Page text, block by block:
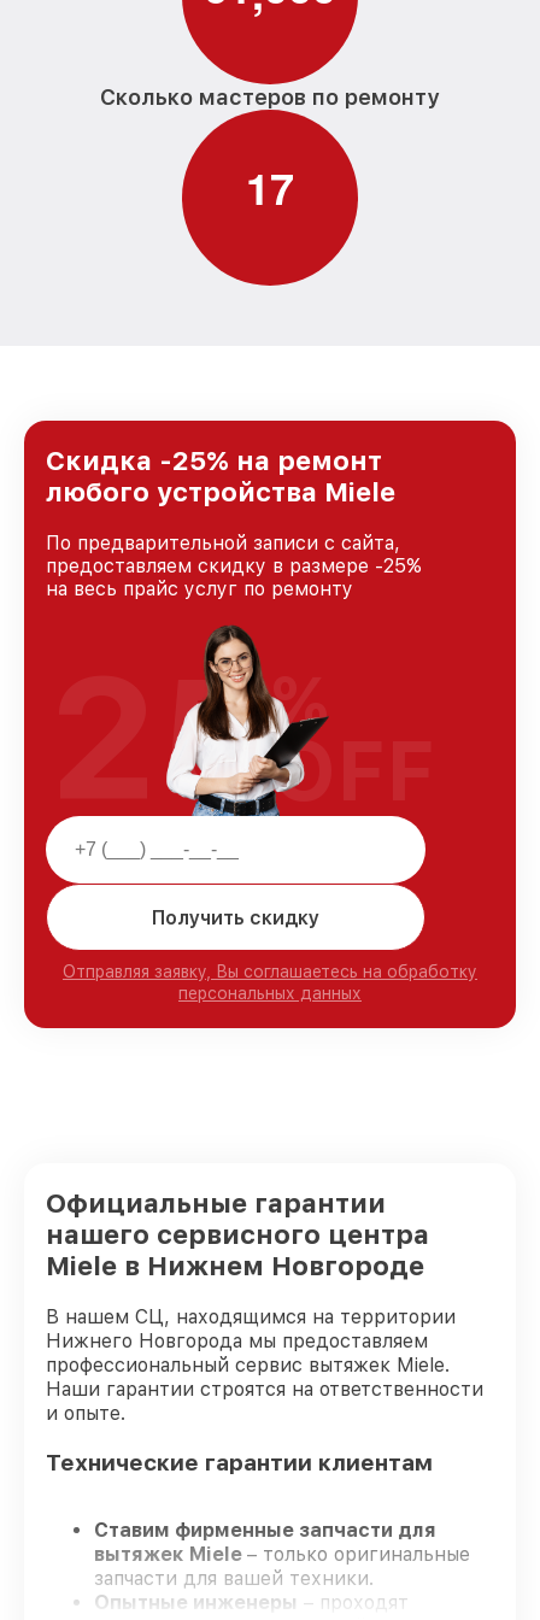
Сколько мастеров по ремонту
17
Скидка -25% на ремонт
любого устройства Miele
По предварительной записи с сайта,
предоставляем скидку в размере -25%
на весь прайс услуг по ремонту
Получить скидку
Отправляя заявку, Вы соглашаетесь на обработку
персональных данных
25%
OFF
Официальные гарантии
нашего сервисного центра
Miele в Нижнем Новгороде
В нашем СЦ, находящимся на территории
Нижнего Новгорода мы предоставляем
профессиональный сервис вытяжек Miele.
Наши гарантии строятся на ответственности
и опыте.
Технические гарантии клиентам
Ставим фирменные запчасти для
вытяжек Miele – только оригинальные
запчасти для вашей техники.
Опытные инженеры – проходят